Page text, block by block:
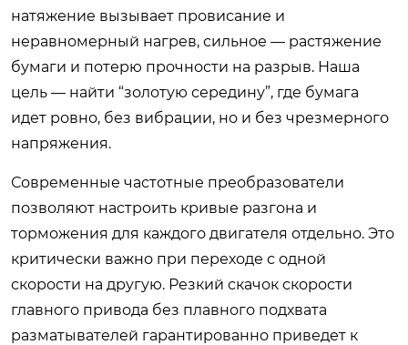
натяжение вызывает провисание и
неравномерный нагрев, сильное — растяжение
бумаги и потерю прочности на разрыв. Наша
цель — найти “золотую середину”, где бумага
идет ровно, без вибрации, но и без чрезмерного
напряжения.
Современные частотные преобразователи
позволяют настроить кривые разгона и
торможения для каждого двигателя отдельно. Это
критически важно при переходе с одной
скорости на другую. Резкий скачок скорости
главного привода без плавного подхвата
разматывателей гарантированно приведет к